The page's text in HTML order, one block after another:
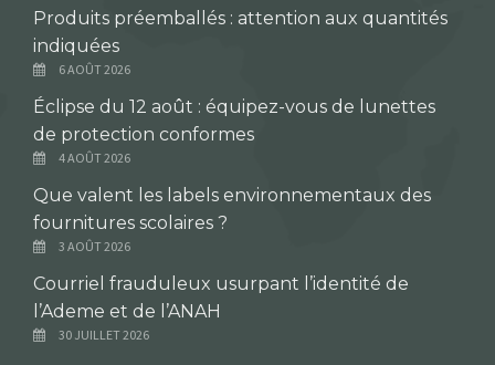
Produits préemballés : attention aux quantités
indiquées
6 AOÛT 2026
Éclipse du 12 août : équipez-vous de lunettes
de protection conformes
4 AOÛT 2026
Que valent les labels environnementaux des
fournitures scolaires ?
3 AOÛT 2026
Courriel frauduleux usurpant l’identité de
l’Ademe et de l’ANAH
30 JUILLET 2026